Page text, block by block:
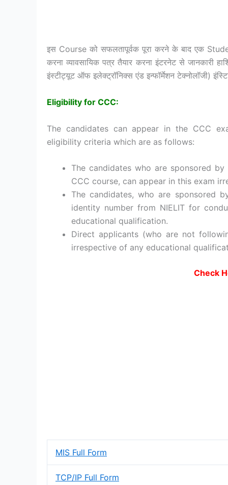
इस Course को सफलतापूर्वक पूरा करने के बाद एक
करना व्यावसायिक पत्र तैयार करना इंटरनेट से
इंस्टीट्यूट ऑफ इलेक्ट्रॉनिक्स एंड इन्फॉर्मेशन टेक्नोलॉजी)
Eligibility for CCC:
The candidates can appear in the CCC
eligibility criteria which are as follows:
The candidates who are sponsored
CCC course, can appear in this exam
The candidates, who are sponsored
identity number from NIELIT for
educational qualification.
Direct applicants (who are not
irrespective of any educational
Check
MIS Full Form
TCP/IP Full Form